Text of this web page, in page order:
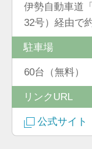
伊勢自動車道
32号）経由で
駐車場
60台（無料）
リンクURL
公式サイト